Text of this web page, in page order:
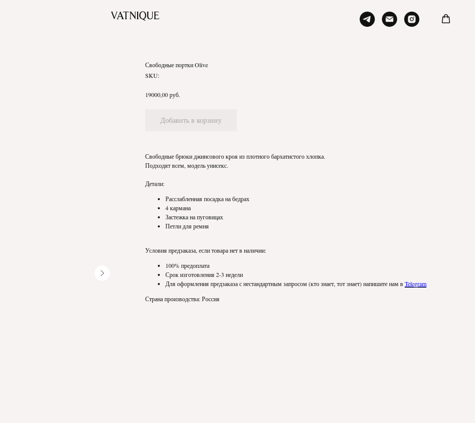
Свободные портки Olive
SKU:
19000,00руб.
Добавить в корзину
Свободные брюки джинсового кроя из плотного бархатистого хлопка.
Подходят всем, модель унисекс.
Детали:
Расслабленная посадка на бедрах
4 кармана
Застежка на пуговицах
Петли для ремня
Условия предзаказа, если товара нет в наличии:
100% предоплата
Срок изготовления 2-3 недели
Для оформления предзаказа с нестандартным запросом (кто знает, тот знает) напишите нам вTelegram
Страна производства: Россия